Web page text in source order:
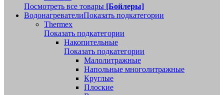
Посмотреть все товары [Бойлеры]
ВодонагревателиПоказать подкатегории
Thermex
Показать подкатегории
Накопительные
Показать подкатегории
Малолитражные
Напольные многолитражные
Круглые
Плоские